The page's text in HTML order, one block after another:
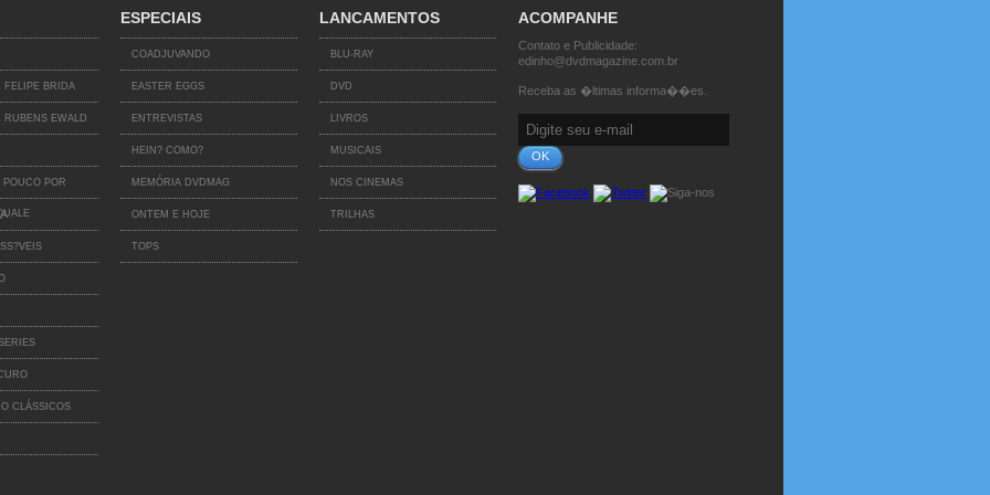
FELIPE BRIDA
RUBENS EWALD
POR
CLÁSSICOS
ESPECIAIS
COADJUVANDO
EASTER EGGS
ENTREVISTAS
HEIN? COMO?
MEMÓRIA DVDMAG
ONTEM E HOJE
TOPS
LANCAMENTOS
BLU-RAY
DVD
LIVROS
MUSICAIS
NOS CINEMAS
TRILHAS
ACOMPANHE
Contato e Publicidade:
edinho@dvdmagazine.com.br
Receba as �ltimas informa��es.
OK